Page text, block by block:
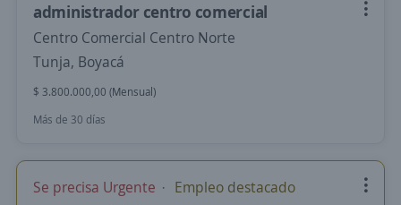
administrador centro comercial
Centro Comercial Centro Norte
Tunja, Boyacá
$ 3.800.000,00 (Mensual)
Más de 30 días
Se precisa Urgente Empleo destacado